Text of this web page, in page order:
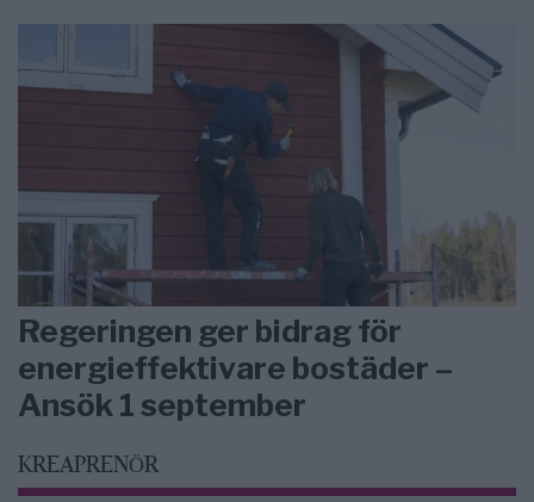
Regeringen ger bidrag för
energieffektivare bostäder –
Ansök 1 september
KREAPRENÖR